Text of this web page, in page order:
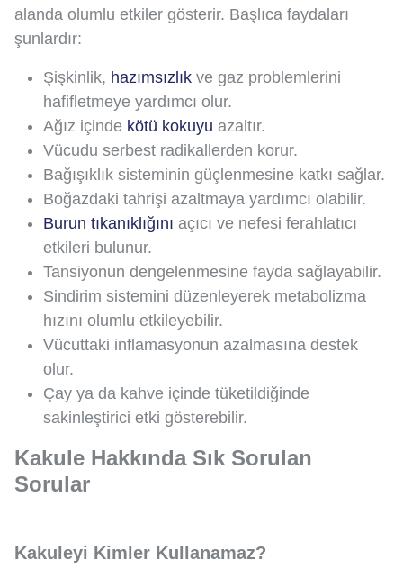
alanda olumlu etkiler gösterir. Başlıca faydaları
şunlardır:
Şişkinlik, hazımsızlık ve gaz problemlerini
hafifletmeye yardımcı olur.
Ağız içinde kötü kokuyu azaltır.
Vücudu serbest radikallerden korur.
Bağışıklık sisteminin güçlenmesine katkı sağlar.
Boğazdaki tahrişi azaltmaya yardımcı olabilir.
Burun tıkanıklığını açıcı ve nefesi ferahlatıcı
etkileri bulunur.
Tansiyonun dengelenmesine fayda sağlayabilir.
Sindirim sistemini düzenleyerek metabolizma
hızını olumlu etkileyebilir.
Vücuttaki inflamasyonun azalmasına destek
olur.
Çay ya da kahve içinde tüketildiğinde
sakinleştirici etki gösterebilir.
Kakule Hakkında Sık Sorulan
Sorular
Kakuleyi Kimler Kullanamaz?